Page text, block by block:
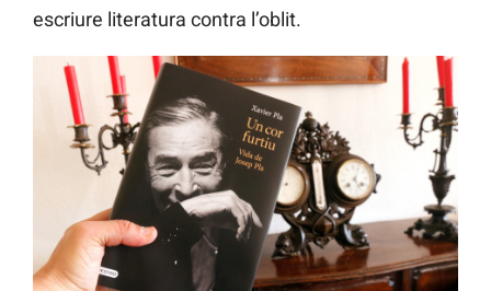
escriure literatura contra l’oblit.